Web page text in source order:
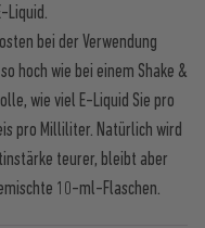
Liquid.
bei der Verwendung
hoch wie bei einem Shake &
wie viel E-Liquid Sie pro
pro Milliliter. Natürlich wird
teurer, bleibt aber
10-ml-Flaschen.